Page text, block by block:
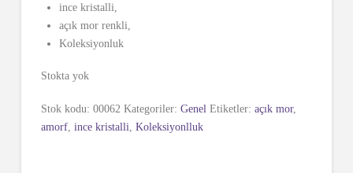
ince kristalli,
açık mor renkli,
Koleksiyonluk
Stokta yok
Stok kodu: 00062 Kategoriler: Genel Etiketler: açık mor,
amorf, ince kristalli Koleksiyonlluk